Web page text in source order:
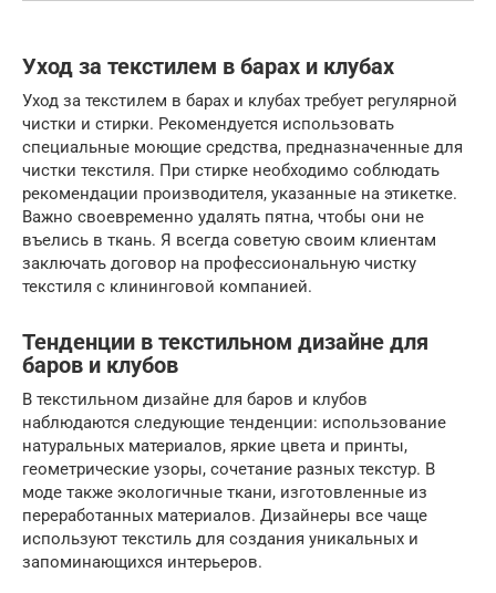
Уход за текстилем в барах и клубах
Уход за текстилем в барах и клубах требует регулярной
чистки и стирки. Рекомендуется использовать
специальные моющие средства, предназначенные для
чистки текстиля. При стирке необходимо соблюдать
рекомендации производителя, указанные на этикетке.
Важно своевременно удалять пятна, чтобы они не
въелись в ткань. Я всегда советую своим клиентам
заключать договор на профессиональную чистку
текстиля с клининговой компанией.
Тенденции в текстильном дизайне для
баров и клубов
В текстильном дизайне для баров и клубов
наблюдаются следующие тенденции: использование
натуральных материалов, яркие цвета и принты,
геометрические узоры, сочетание разных текстур. В
моде также экологичные ткани, изготовленные из
переработанных материалов. Дизайнеры все чаще
используют текстиль для создания уникальных и
запоминающихся интерьеров.